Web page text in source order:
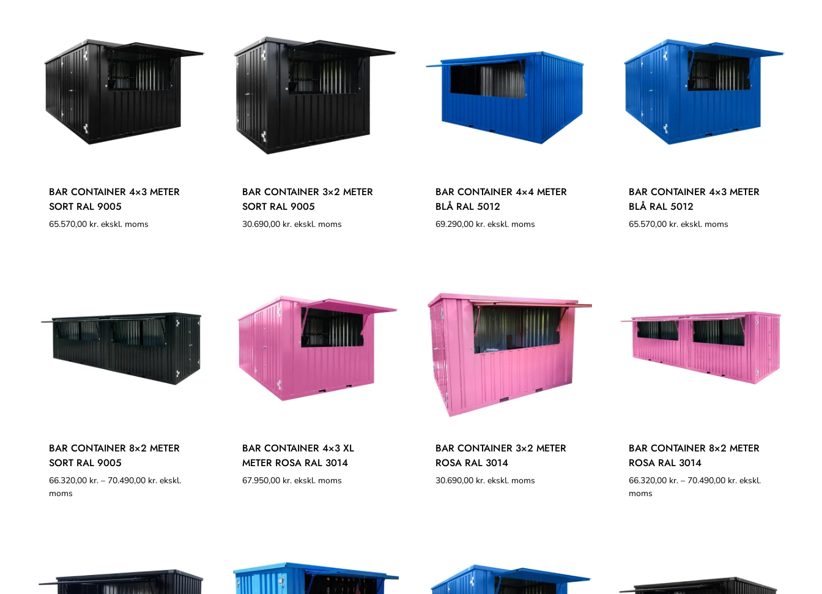
BAR CONTAINER 4×3 METER
SORT RAL 9005
65.570,00 kr. ekskl. moms
BAR CONTAINER 3×2 METER
SORT RAL 9005
30.690,00 kr. ekskl. moms
BAR CONTAINER 4×4 METER
BLÅ RAL 5012
69.290,00 kr. ekskl. moms
BAR CONTAINER 4×3 METER
BLÅ RAL 5012
65.570,00 kr. ekskl. moms
BAR CONTAINER 8×2 METER
SORT RAL 9005
66.320,00 kr. – 70.490,00 kr. ekskl.
moms
BAR CONTAINER 4×3 XL
METER ROSA RAL 3014
67.950,00 kr. ekskl. moms
BAR CONTAINER 3×2 METER
ROSA RAL 3014
30.690,00 kr. ekskl. moms
BAR CONTAINER 8×2 METER
ROSA RAL 3014
66.320,00 kr. – 70.490,00 kr. ekskl.
moms